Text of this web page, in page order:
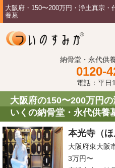
大阪府・150〜200万円・浄土真宗
養墓
納骨堂・永代供
0120-
電話：平日
大阪府の150〜200万円
いくの納骨堂・永代供養
本光寺（
大阪府東大阪
3万円〜